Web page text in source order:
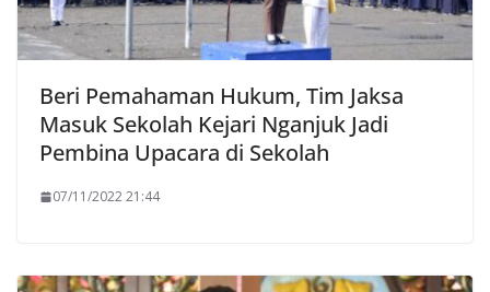
Beri Pemahaman Hukum, Tim Jaksa
Masuk Sekolah Kejari Nganjuk Jadi
Pembina Upacara di Sekolah
07/11/2022 21:44